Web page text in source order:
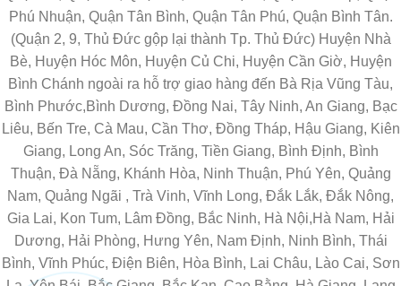
Phú Nhuận, Quận Tân Bình, Quận Tân Phú, Quận Bình Tân.
(Quận 2, 9, Thủ Đức gộp lại thành Tp. Thủ Đức) Huyện Nhà
Bè, Huyện Hóc Môn, Huyện Củ Chi, Huyện Cần Giờ, Huyện
Bình Chánh ngoài ra hỗ trợ giao hàng đến Bà Rịa Vũng Tàu,
Bình Phước,Bình Dương, Đồng Nai, Tây Ninh, An Giang, Bạc
Liêu, Bến Tre, Cà Mau, Cần Thơ, Đồng Tháp, Hậu Giang, Kiên
Giang, Long An, Sóc Trăng, Tiền Giang, Bình Định, Bình
Thuận, Đà Nẵng, Khánh Hòa, Ninh Thuận, Phú Yên, Quảng
Nam, Quảng Ngãi , Trà Vinh, Vĩnh Long, Đắk Lắk, Đắk Nông,
Gia Lai, Kon Tum, Lâm Đồng, Bắc Ninh, Hà Nội,Hà Nam, Hải
Dương, Hải Phòng, Hưng Yên, Nam Định, Ninh Bình, Thái
Bình, Vĩnh Phúc, Điện Biên, Hòa Bình, Lai Châu, Lào Cai, Sơn